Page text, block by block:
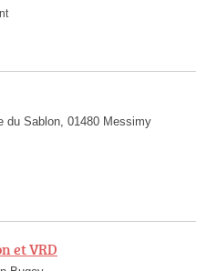
du Sablon, 01480 Messimy
et VRD